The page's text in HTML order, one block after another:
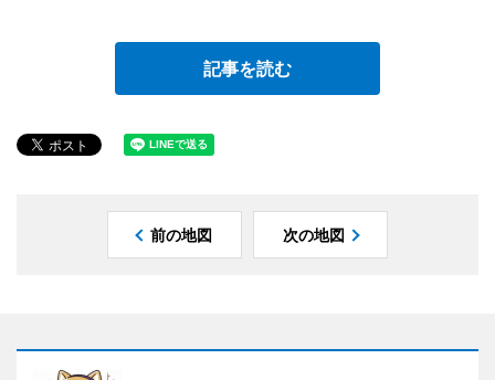
記事を読む
前の地図 次の地図